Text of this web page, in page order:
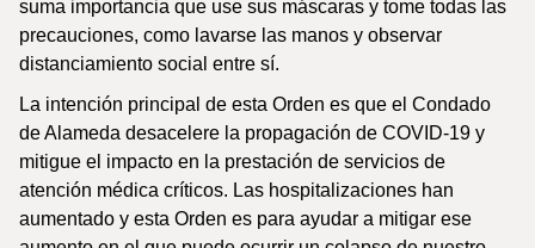
suma importancia que use sus máscaras y tome todas las
precauciones, como lavarse las manos y observar
distanciamiento social entre sí.
La intención principal de esta Orden es que el Condado
de Alameda desacelere la propagación de COVID-19 y
mitigue el impacto en la prestación de servicios de
atención médica críticos. Las hospitalizaciones han
aumentado y esta Orden es para ayudar a mitigar ese